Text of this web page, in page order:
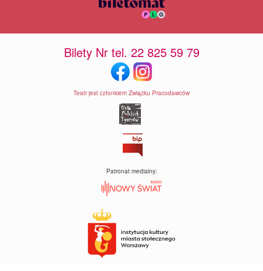
Bilety Nr tel. 22 825 59 79
Teatr jest członkiem Związku Pracodawców
Patronat medialny: